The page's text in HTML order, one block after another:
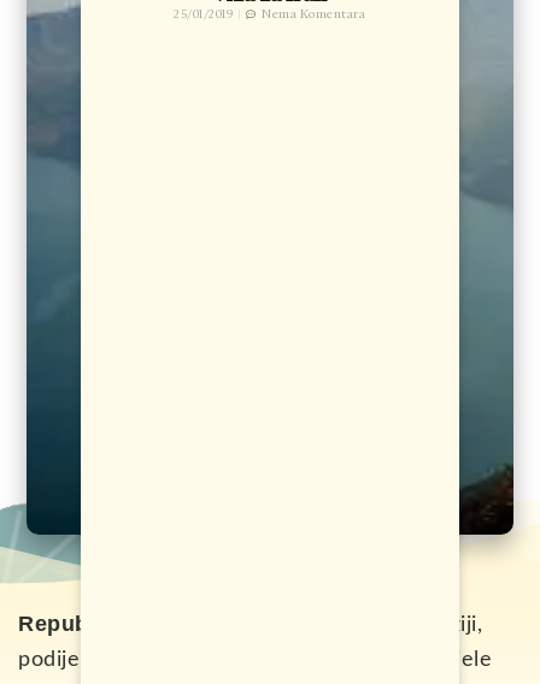
25/01/2019 Nema Komentara
Republika Irak
je država u jugozapadnoj Aziji,
podijeljena na 18 provincija, koje se dalje dijele